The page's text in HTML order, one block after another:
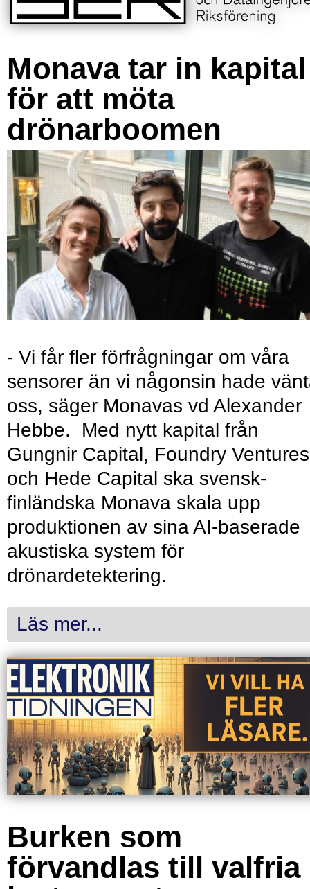
Monava tar in kapital
för att möta
drönarboomen
- Vi får fler förfrågningar om våra
sensorer än vi någonsin hade
oss, säger Monavas vd Alexander
Hebbe. Med nytt kapital från
Gungnir Capital, Foundry Ventures
och Hede Capital ska svensk-
finländska Monava skala upp
produktionen av sina AI-baserade
akustiska system för
drönardetektering.
Läs mer...
Burken som
förvandlas till valfria